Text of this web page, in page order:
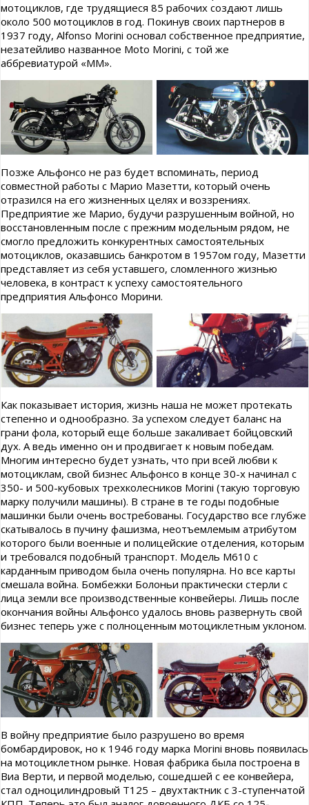
мотоциклов, где трудящиеся 85 рабочих создают лишь
около 500 мотоциклов в год. Покинув своих партнеров в
1937 году, Alfonso Morini основал собственное предприятие,
незатейливо названное Moto Morini, с той же
аббревиатурой «ММ».
Позже Альфонсо не раз будет вспоминать, период
совместной работы с Марио Мазетти, который очень
отразился на его жизненных целях и воззрениях.
Предприятие же Марио, будучи разрушенным войной, но
восстановленным после с прежним модельным рядом, не
смогло предложить конкурентных самостоятельных
мотоциклов, оказавшись банкротом в 1957ом году, Мазетти
представляет из себя уставшего, сломленного жизнью
человека, в контраст к успеху самостоятельного
предприятия Альфонсо Морини.
Как показывает история, жизнь наша не может протекать
степенно и однообразно. За успехом следует баланс на
грани фола, который еще больше закаливает бойцовский
дух. А ведь именно он и продвигает к новым победам.
Многим интересно будет узнать, что при всей любви к
мотоциклам, свой бизнес Альфонсо в конце 30-х начинал с
350- и 500-кубовых трехколесников Morini (такую торговую
марку получили машины). В стране в те годы подобные
машинки были очень востребованы. Государство все глубже
скатывалось в пучину фашизма, неотъемлемым атрибутом
которого были военные и полицейские отделения, которым
и требовался подобный транспорт. Модель М610 с
карданным приводом была очень популярна. Но все карты
смешала война. Бомбежки Болоньи практически стерли с
лица земли все производственные конвейеры. Лишь после
окончания войны Альфонсо удалось вновь развернуть свой
бизнес теперь уже с полноценным мотоциклетным уклоном.
В войну предприятие было разрушено во время
бомбардировок, но к 1946 году марка Morini вновь появилась
на мотоциклетном рынке. Новая фабрика была построена в
Виа Верти, и первой моделью, сошедшей с ее конвейера,
стал одноцилиндровый Т125 – двухтактник с 3-ступенчатой